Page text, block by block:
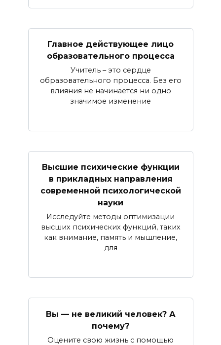
Главное действующее лицо
образовательного процесса
Учитель – это сердце
образовательного процесса. Без его
влияния не начинается ни одно
значимое изменение
Высшие психические функции
в прикладных направления
современной психологической
науки
Исследуйте методы оптимизации
высших психических функций, таких
как внимание, память и мышление,
для
Вы — не великий человек? А
почему?
Оцените свою жизнь с помощью